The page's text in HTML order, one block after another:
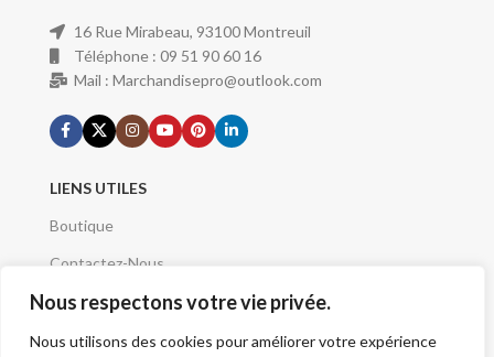
Nous respectons votre vie privée.
Nous utilisons des cookies pour améliorer votre expérience
16 Rue Mirabeau, 93100 Montreuil
Téléphone : 09 51 90 60 16
Mail : Marchandisepro@outlook.com
LIENS UTILES
Boutique
Contactez-Nous
Demande de devis
Mentions Légales